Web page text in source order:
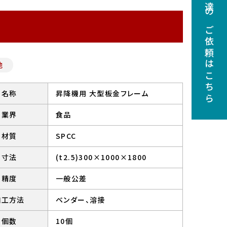
名称 昇降機用 大型板金フレーム
業界 食品
材質 SPCC
寸法 (t2.5)300×1000×1800
精度 一般公差
方法 ベンダー、溶接
個数 10個
調達のご依頼はこちら